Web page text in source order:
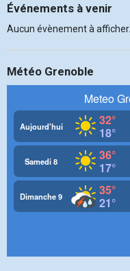
Événements à venir
Aucun évènement à afficher.
Météo Grenoble